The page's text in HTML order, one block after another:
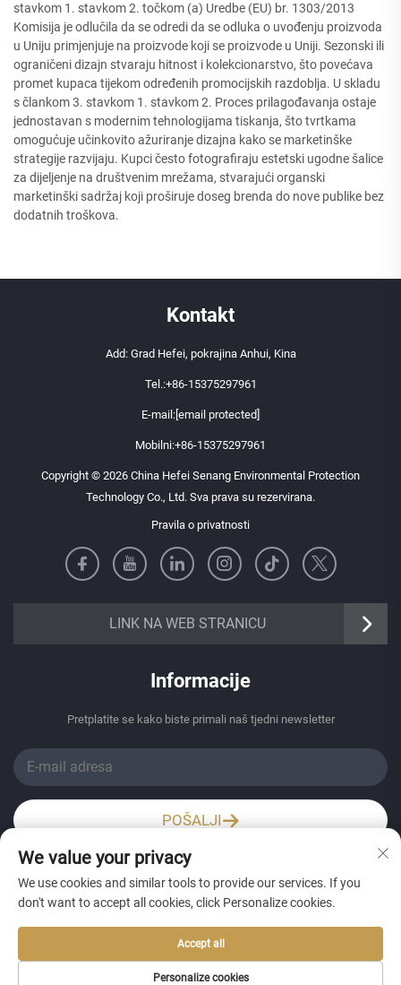
stavkom 1. stavkom 2. točkom (a) Uredbe (EU) br. 1303/2013
Komisija je odlučila da se odredi da se odluka o uvođenju proizvoda
u Uniju primjenjuje na proizvode koji se proizvode u Uniji. Sezonski ili
ograničeni dizajn stvaraju hitnost i kolekcionarstvo, što povećava
promet kupaca tijekom određenih promocijskih razdoblja. U skladu
s člankom 3. stavkom 1. stavkom 2. Proces prilagođavanja ostaje
jednostavan s modernim tehnologijama tiskanja, što tvrtkama
omogućuje učinkovito ažuriranje dizajna kako se marketinške
strategije razvijaju. Kupci često fotografiraju estetski ugodne šalice
za dijeljenje na društvenim mrežama, stvarajući organski
marketinški sadržaj koji proširuje doseg brenda do nove publike bez
dodatnih troškova.
Kontakt
Add: Grad Hefei, pokrajina Anhui, Kina
Tel.:+86-15375297961
E-mail: [email protected]
Mobilni:+86-15375297961
Copyright © 2026 China Hefei Senang Environmental Protection
Technology Co., Ltd. Sva prava su rezervirana.
Pravila o privatnosti
LINK NA WEB STRANICU
https://senangbz.en.alibaba.com
Informacije
Pretplatite se kako biste primali naš tjedni newsletter
POŠALJI
Wechat / Whatsapp
We value your privacy
We use cookies and similar tools to provide our services. If you
don't want to accept all cookies, click Personalize cookies.
Personalize cookies
Accept all